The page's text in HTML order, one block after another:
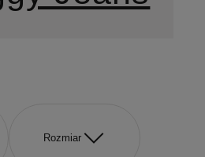
Rozmiar